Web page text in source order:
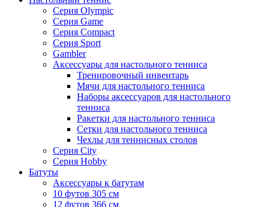
Серия Olympic
Серия Game
Серия Compact
Серия Sport
Gambler
Аксессуары для настольного тенниса
Тренировочный инвентарь
Мячи для настольного тенниса
Наборы аксессуаров для настольного
тенниса
Ракетки для настольного тенниса
Сетки для настольного тенниса
Чехлы для теннисных столов
Серия City
Серия Hobby
Батуты
Аксессуары к батутам
10 футов 305 см
12 футов 366 см